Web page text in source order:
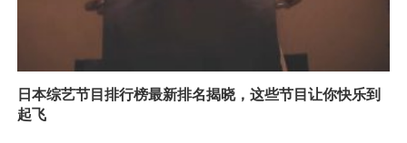
日本综艺节目排行榜最新排名揭晓，这些节目让你快乐到
起飞